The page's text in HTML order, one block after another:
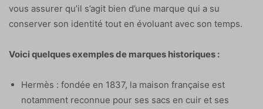
vous assurer qu’il s’agit bien d’une marque qui a su
conserver son identité tout en évoluant avec son temps.
Voici quelques exemples de marques historiques :
Hermès : fondée en 1837, la maison française est
notamment reconnue pour ses sacs en cuir et ses